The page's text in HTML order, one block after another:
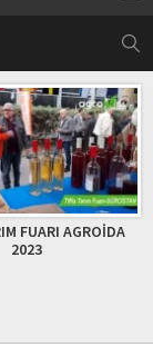
Çarşamba Sebze